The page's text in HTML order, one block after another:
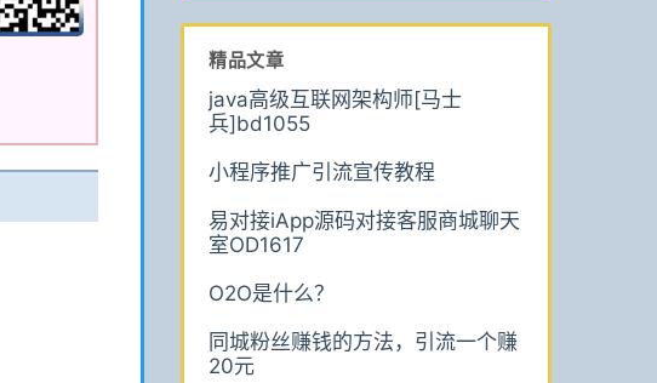
精品文章
java高级互联网架构师[马士
兵]bd1055
小程序推广引流宣传教程
易对接iApp源码对接客服商城聊天
室OD1617
O2O是什么？
同城粉丝赚钱的方法，引流一个赚
20元